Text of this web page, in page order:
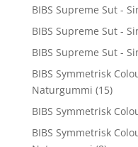
BIBS Supreme Sut -
BIBS Supreme Sut -
BIBS Supreme Sut -
BIBS Symmetrisk
Naturgummi (15)
BIBS Symmetrisk
BIBS Symmetrisk